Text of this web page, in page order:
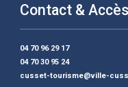
Contact & Accès
04 70 96 29 17
04 70 30 95 24
cusset-tourisme@ville-